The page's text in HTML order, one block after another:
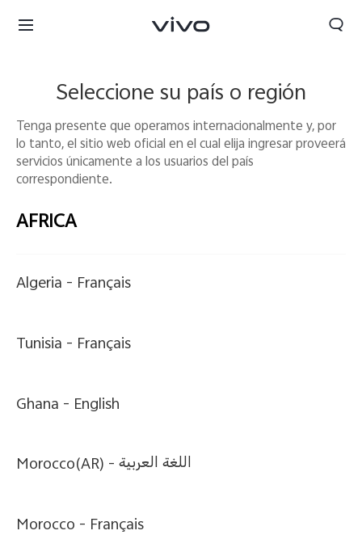
Seleccione su país o región
Tenga presente que operamos internacionalmente y, por
lo tanto, el sitio web oficial en el cual elija ingresar proveerá
servicios únicamente a los usuarios del país
correspondiente.
AFRICA
Algeria - Français
Tunisia - Français
Ghana - English
Morocco(AR) -اللغة العربية
Morocco - Français